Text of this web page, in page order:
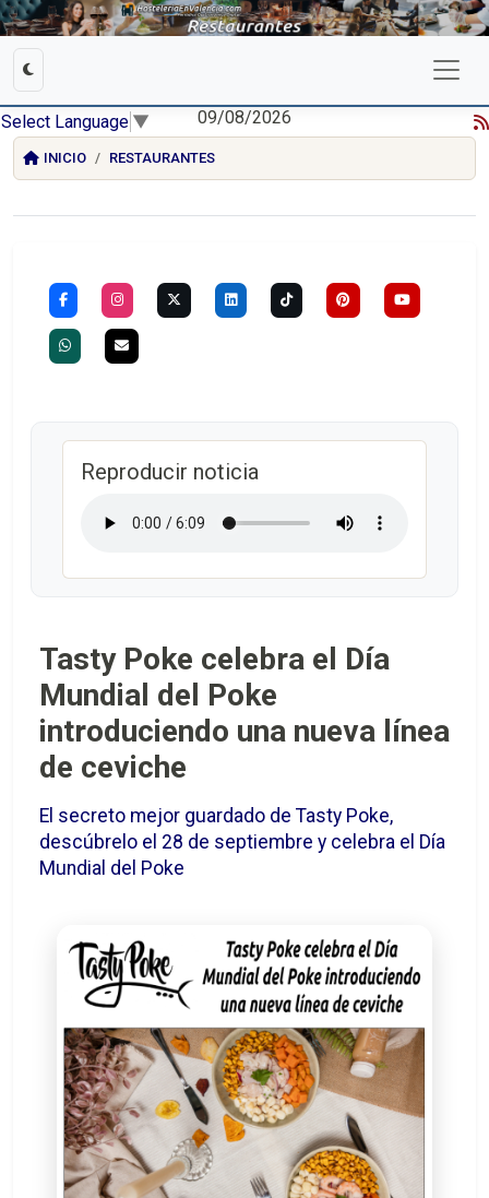
Select Language ▼ 09/08/2026
INICIO RESTAURANTES
Reproducir noticia
Tasty Poke celebra el Día
Mundial del Poke
introduciendo una nueva línea
de ceviche
El secreto mejor guardado de Tasty Poke,
descúbrelo el 28 de septiembre y celebra el Día
Mundial del Poke